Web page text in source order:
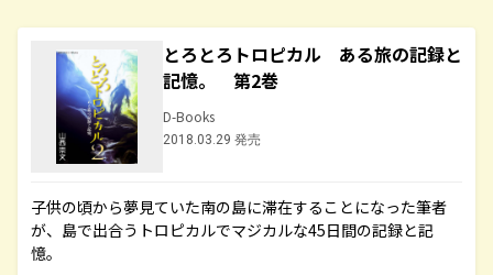
とろとろトロピカル ある旅の記録と
記憶。 第2巻
D-Books
2018.03.29 発売
子供の頃から夢見ていた南の島に滞在することになった筆者
が、島で出合うトロピカルでマジカルな45日間の記録と記
憶。